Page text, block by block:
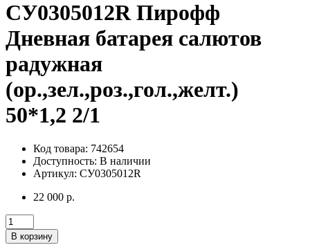
СУ0305012R Пирофф
Дневная батарея салютов
радужная
(ор.,зел.,роз.,гол.,желт.)
50*1,2 2/1
Код товара: 742654
Доступность: В наличии
Артикул: СУ0305012R
22 000 р.
В корзину